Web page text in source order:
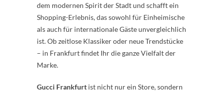
dem modernen Spirit der Stadt und schafft ein
Shopping-Erlebnis, das sowohl für Einheimische
als auch für internationale Gäste unvergleichlich
ist. Ob zeitlose Klassiker oder neue Trendstücke
– in Frankfurt findet Ihr die ganze Vielfalt der
Marke.
Gucci Frankfurt ist nicht nur ein Store, sondern